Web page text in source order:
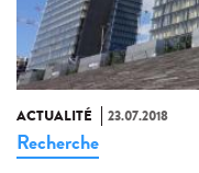
ACTUALITÉ 23.07.2018
Recherche